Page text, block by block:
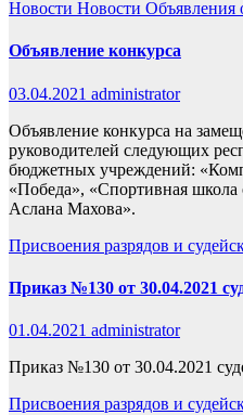
Новости Новости Объявления
Объявление конкурса
03.04.2021 administrator
Объявление конкурса на
руководителей следующих
бюджетных учреждений:
«Победа», «Спортивная
Аслана Махова».
Присвоения разрядов и
Приказ №130 от 30.04.2021
01.04.2021 administrator
Приказ №130 от 30.04.2021
Присвоения разрядов и